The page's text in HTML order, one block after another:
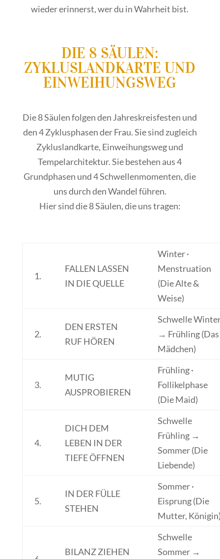
wieder erinnerst, wer du in Wahrheit bist.
DIE 8 SÄULEN:
ZYKLUSLANDKARTE UND
EINWEIHUNGSWEG
Die 8 Säulen folgen den Jahreskreisfesten und
den4 Zyklusphasen der Frau. Sie sind zugleich
Zykluslandkarte, Einweihungsweg und
Tempelarchitektur.Sie bestehen aus 4
Grundphasen und 4 Schwellenmomenten, die
uns durch den Wandel führen.
Hier sind die 8 Säulen, die uns tragen:
1.
FALLEN LASSEN
IN DIE QUELLE
Winter ·
Menstruation
(Die Alte &
Weise)
2.
DEN ERSTEN
RUF HÖREN
Schwelle
→ Frühling (Das
Mädchen)
3.
MUTIG
AUSPROBIEREN
Frühling ·
Follikelphase
(Die Maid)
4.
DICH DEM
LEBEN IN DER
TIEFE ÖFFNEN
Schwelle
Frühling →
Sommer (Die
Liebende)
5.
IN DER FÜLLE
STEHEN
Sommer ·
Eisprung (Die
Mutter,
BILANZ ZIEHEN
Schwelle
Sommer →